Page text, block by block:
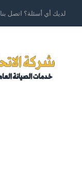
لديك أي أسئلة؟ اتصل بنا